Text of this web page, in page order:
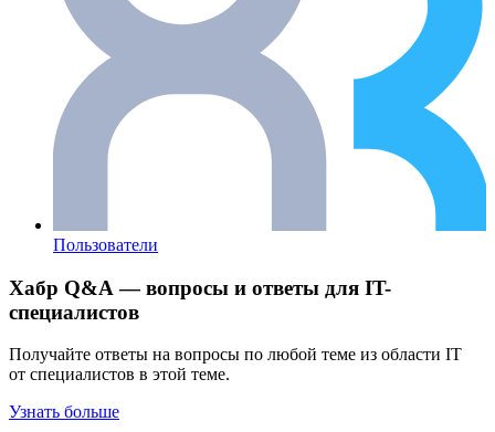
Пользователи
Хабр Q&A — вопросы и ответы для IT-
специалистов
Получайте ответы на вопросы по любой теме из области IT
от специалистов в этой теме.
Узнать больше